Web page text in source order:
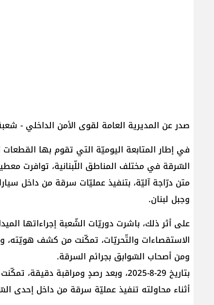
صدر عن المديرية العامة لقوى الأمن الداخلي - شعبة
في إطار المتابعة اليوميّة التي تقوم بها
السّرقة في مختلف المناطق اللّبنانية، توافرت
متن درّاجة آليّة، بتنفيذ عمليّات سرقة من داخل
وجبل لبنان.
على أثر ذلك، باشرت دوريّات الشّعبة إجراءاتها
ومن أصحاب السّوابق بجرائم السرقة.
بتاريخ 29-8-2025، وبعد رصدٍ ومراقبة
أثناء محاولته تنفيذ عمليّة سرقة من داخل إحدى